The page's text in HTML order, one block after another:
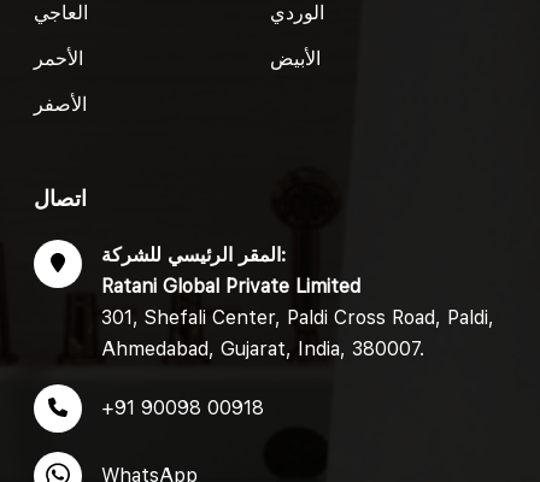
العاجي
الوردي
الأحمر
الأبيض
الأصفر
اتصال
المقر الرئيسي للشركة:
Ratani Global Private Limited
301, Shefali Center, Paldi Cross Road, Paldi,
Ahmedabad, Gujarat, India, 380007.
+91 90098 00918
WhatsApp